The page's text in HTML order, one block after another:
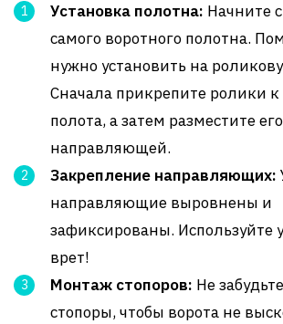
Установка полотна: Начните
самого воротного полотна.
нужно установить на
Сначала прикрепите ролики
полота, а затем разместите
направляющей.
Закрепление направляющих:
направляющие выровнены и
зафиксированы. Используйте
врет!
Монтаж стопоров: Не
стопоры, чтобы ворота не